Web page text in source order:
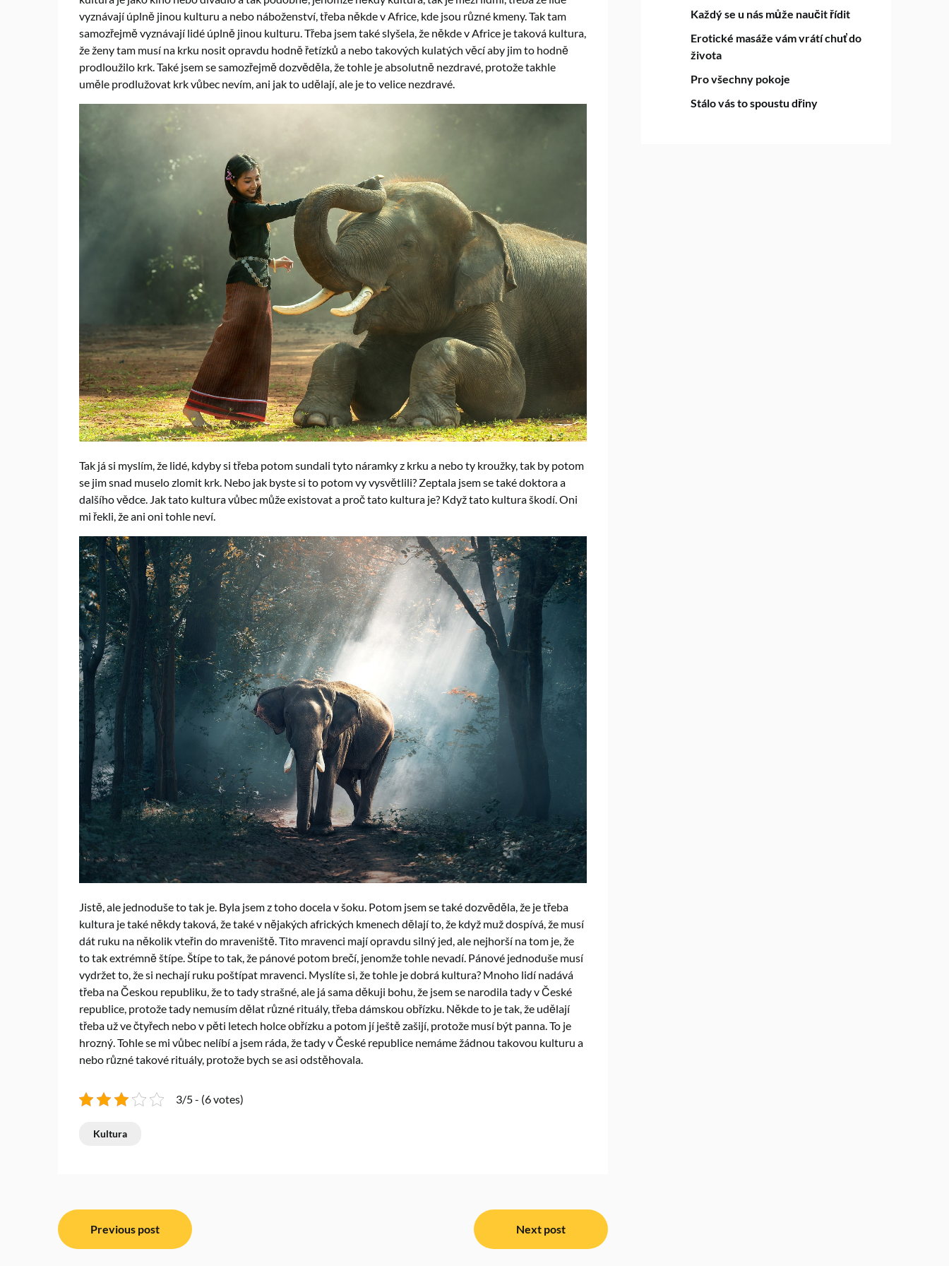
vyznávají úplně jinou kulturu a nebo náboženství, třeba někde v Africe, kde jsou různé kmeny. Tak tam
samozřejmě vyznávají lidé úplně jinou kulturu. Třeba jsem také slyšela, že někde v Africe je taková kultura,
že ženy tam musí na krku nosit opravdu hodně řetízků a nebo takových kulatých věcí aby jim to hodně
prodloužilo krk. Také jsem se samozřejmě dozvěděla, že tohle je absolutně nezdravé, protože takhle
uměle prodlužovat krk vůbec nevím, ani jak to udělají, ale je to velice nezdravé.
Tak já si myslím, že lidé, kdyby si třeba potom sundali tyto náramky z krku a nebo ty kroužky, tak by potom
se jim snad muselo zlomit krk. Nebo jak byste si to potom vy vysvětlili? Zeptala jsem se také doktora a
dalšího vědce. Jak tato kultura vůbec může existovat a proč tato kultura je? Když tato kultura škodí. Oni
mi řekli, že ani oni tohle neví.
Jistě, ale jednoduše to tak je. Byla jsem z toho docela v šoku. Potom jsem se také dozvěděla, že je třeba
kultura je také někdy taková, že také v nějakých afrických kmenech dělají to, že když muž dospívá, že musí
dát ruku na několik vteřin do mraveniště. Tito mravenci mají opravdu silný jed, ale nejhorší na tom je, že
to tak extrémně štípe. Štípe to tak, že pánové potom brečí, jenomže tohle nevadí. Pánové jednoduše musí
vydržet to, že si nechají ruku poštípat mravenci. Myslíte si, že tohle je dobrá kultura? Mnoho lidí nadává
třeba na Českou republiku, že to tady strašné, ale já sama děkuji bohu, že jsem se narodila tady v České
republice, protože tady nemusím dělat různé rituály, třeba dámskou obřízku. Někde to je tak, že udělají
třeba už ve čtyřech nebo v pěti letech holce obřízku a potom jí ještě zašijí, protože musí být panna. To je
hrozný. Tohle se mi vůbec nelíbí a jsem ráda, že tady v České republice nemáme žádnou takovou kulturu a
nebo různé takové rituály, protože bych se asi odstěhovala.
3/5 - (6 votes)
Kultura
Navigace
pro
Previous post Next post
Každý se u nás může naučit řídit
Erotické masáže vám vrátí chuť do
života
Pro všechny pokoje
Stálo vás to spoustu dřiny